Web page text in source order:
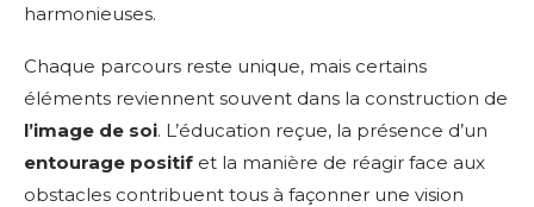
harmonieuses.
Chaque parcours reste unique, mais certains
éléments reviennent souvent dans la construction de
l’image de soi. L’éducation reçue, la présence d’un
entourage positif et la manière de réagir face aux
obstacles contribuent tous à façonner une vision